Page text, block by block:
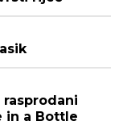
rasprodani
in a Bottle